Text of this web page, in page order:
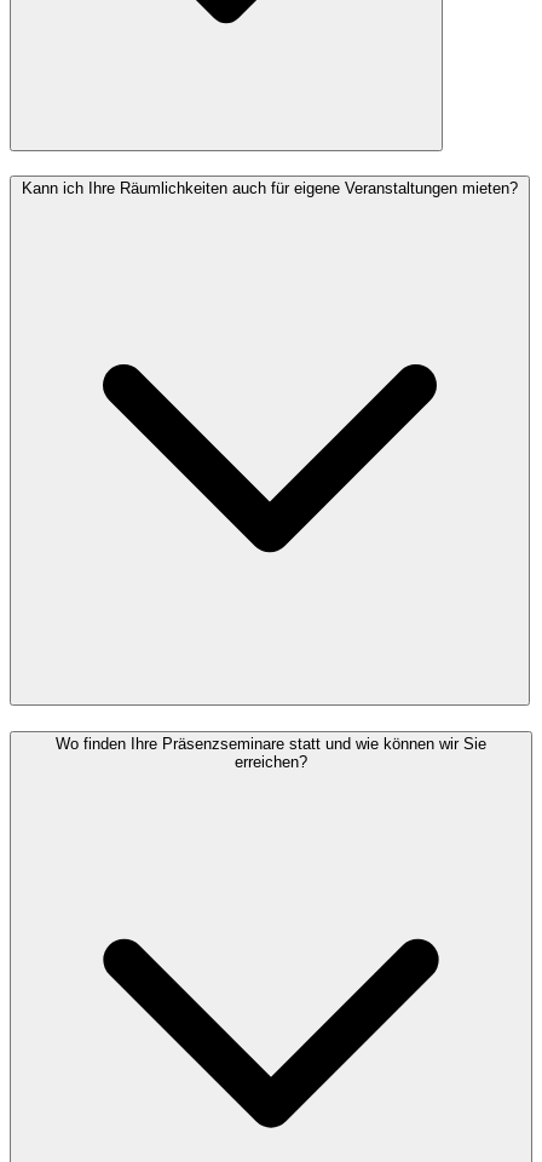
Kann ich Ihre Räumlichkeiten auch für eigene Veranstaltungen mieten?
Wo finden Ihre Präsenzseminare statt und wie können wir Sie
erreichen?